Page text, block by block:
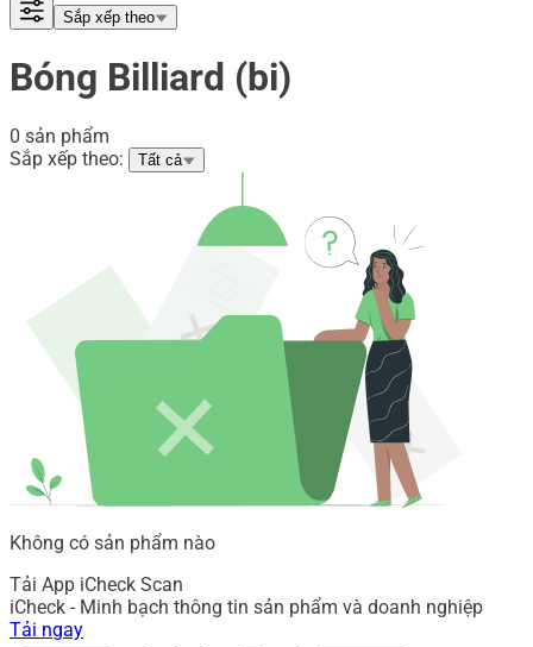
Sắp xếp theo
Bóng Billiard (bi)
0 sản phẩm
Sắp xếp theo:
Tất cả
Không có sản phẩm nào
Tải App iCheck Scan
iCheck - Minh bạch thông tin sản phẩm và doanh nghiệp
Tải ngay